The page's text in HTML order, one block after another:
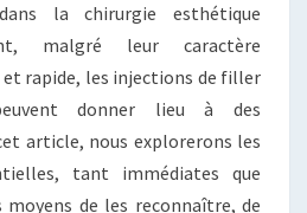
la chirurgie esthétique
malgré leur caractère
rapide, les injections de filler
donner lieu à des
article, nous explorerons les
tant immédiates que
moyens de les reconnaître, de